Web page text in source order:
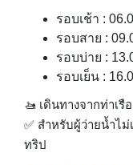
รอบเช้า :
รอบสาย :
รอบบ่าย :
รอบเย็น :
🚤 เดินทางจากท่าเรื
✅ สำหรับผู้ว่ายน้ำไ
ทริป